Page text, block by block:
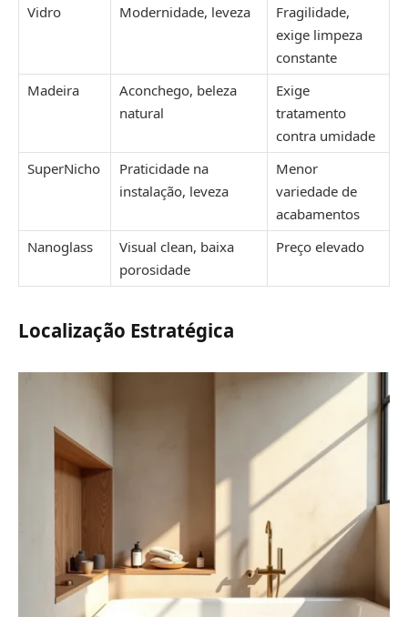
Vidro
Modernidade, leveza
Fragilidade,
exige limpeza
constante
Madeira
Aconchego, beleza
natural
Exige
tratamento
contra umidade
SuperNicho
Praticidade na
instalação, leveza
Menor
variedade de
acabamentos
Nanoglass
Visual clean, baixa
porosidade
Preço elevado
Localização Estratégica